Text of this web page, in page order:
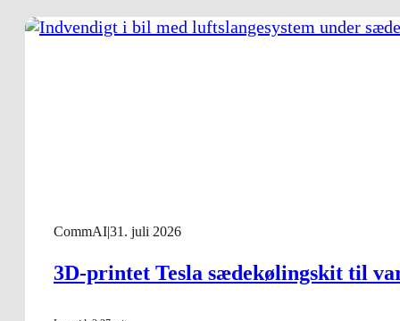
CommAI|31. juli 2026
3D-printet Tesla sædekølingskit til